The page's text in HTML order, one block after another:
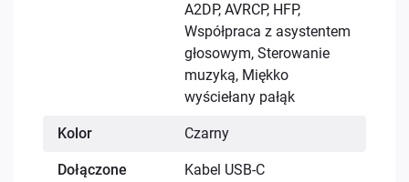
A2DP, AVRCP, HFP,
Współpraca z asystentem
głosowym, Sterowanie
muzyką, Miękko
wyściełany pałąk
Kolor Czarny
Dołączone
Kabel USB-C